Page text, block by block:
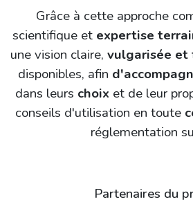
Grâce à cette approche
scientifique et expertise
une vision claire, vulgarisée et
disponibles, afin
dans leurs choix et de leur
conseils d'utilisation en toute
réglementation
Partenaires du